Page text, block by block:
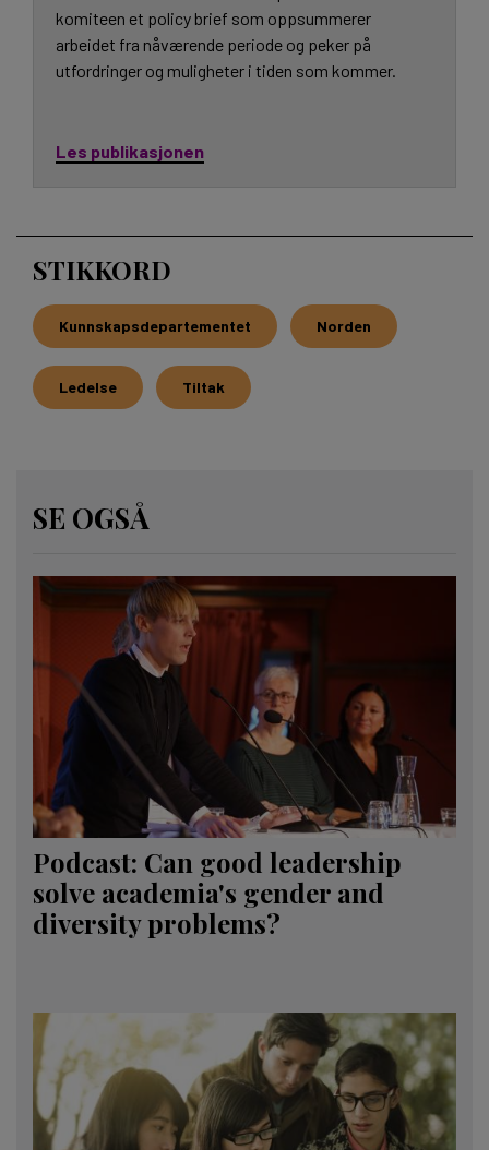
komiteen et policy brief som oppsummerer
arbeidet fra nåværende periode og peker på
utfordringer og muligheter i tiden som kommer.
Les publikasjonen
STIKKORD
Kunnskapsdepartementet Norden
Ledelse Tiltak
SE OGSÅ
Podcast: Can good leadership
solve academia's gender and
diversity problems?